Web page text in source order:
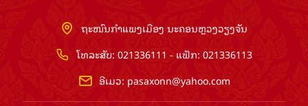
ຖະໜົນກຳແພງເມືອງ ນະຄອນຫຼວງວຽງຈັນ
ໂທລະສັບ: 021336111 - ແຟັກ: 021336113
ອີເມວ: pasaxonn@yahoo.com